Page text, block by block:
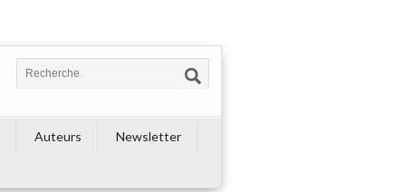
Auteurs
Newsletter